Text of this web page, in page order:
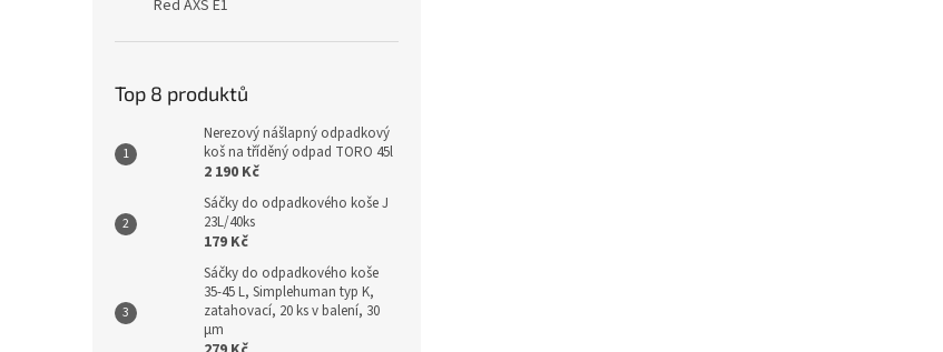
Red AXS E1
Top 8 produktů
Nerezový nášlapný odpadkový
koš na tříděný odpad TORO 45l
2 190 Kč
Sáčky do odpadkového koše J
23L/40ks
179 Kč
Sáčky do odpadkového koše
35-45 L, Simplehuman typ K,
zatahovací, 20 ks v balení, 30
µm